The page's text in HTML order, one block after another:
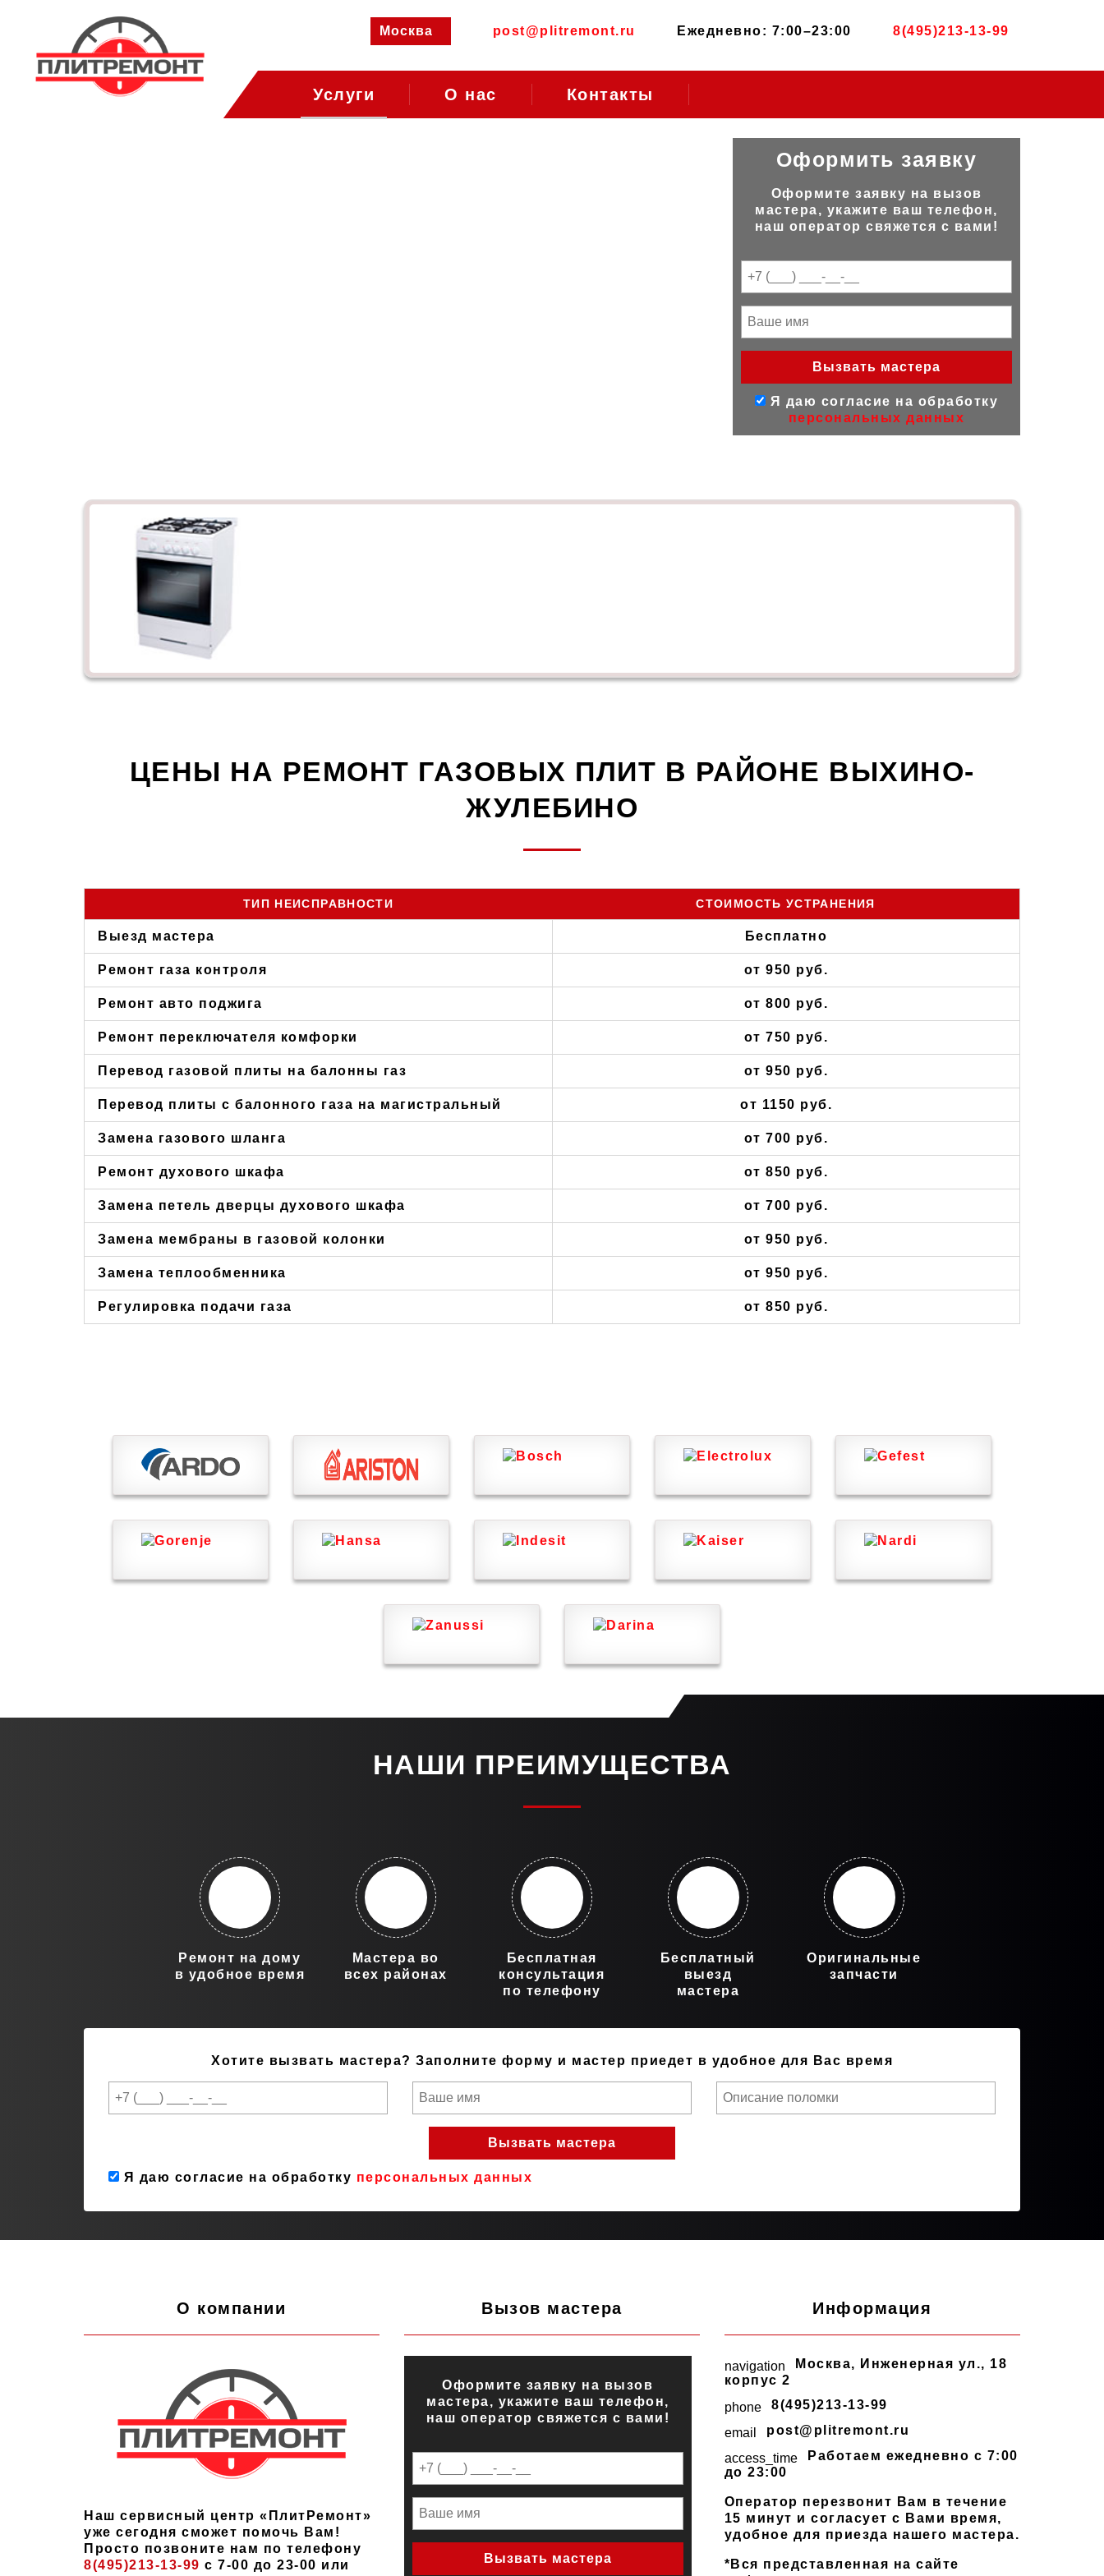
Москва post@plitremont.ru Ежедневно: 7:00–23:00 8(495)213-13-99
Услуги О нас Контакты
Оформить заявку
Оформите заявку на вызов
мастера, укажите ваш телефон,
наш оператор свяжется с вами!
Я даю согласие на обработку
персональных данных
ЦЕНЫ НА РЕМОНТ ГАЗОВЫХ ПЛИТ В РАЙОНЕ ВЫХИНО-
ЖУЛЕБИНО
ТИП НЕИСПРАВНОСТИ СТОИМОСТЬ УСТРАНЕНИЯ
Выезд мастера Бесплатно
Ремонт газа контроля от 950 руб.
Ремонт авто поджига от 800 руб.
Ремонт переключателя комфорки от 750 руб.
Перевод газовой плиты на балонны газ от 950 руб.
Перевод плиты с балонного газа на магистральный от 1150 руб.
Замена газового шланга от 700 руб.
Ремонт духового шкафа от 850 руб.
Замена петель дверцы духового шкафа от 700 руб.
Замена мембраны в газовой колонки от 950 руб.
Замена теплообменника от 950 руб.
Регулировка подачи газа от 850 руб.
НАШИ ПРЕИМУЩЕСТВА
Ремонт на дому
в удобное время
Мастера во
всех районах
Бесплатная
консультация
по телефону
Бесплатный
выезд
мастера
Оригинальные
запчасти
Хотите вызвать мастера? Заполните форму и мастер приедет в удобное для Вас время
Я даю согласие на обработку персональных данных
О компании
Наш сервисный центр «ПлитРемонт»
уже сегодня сможет помочь Вам!
Просто позвоните нам по телефону
8(495)213-13-99 с 7-00 до 23-00 или
Вызов мастера
Оформите заявку на вызов
мастера, укажите ваш телефон,
наш оператор свяжется с вами!
Информация
navigation Москва, Инженерная ул., 18
корпус 2
phone
8(495)213-13-99
email
post@plitremont.ru
access_time
Работаем ежедневно c 7:00
до 23:00
Оператор перезвонит Вам в течение
15 минут и согласует с Вами время,
удобное для приезда нашего мастера.
*Вся представленная на сайте